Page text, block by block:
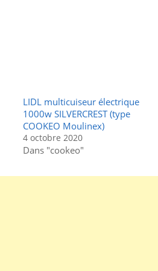
LIDL multicuiseur électrique
1000w SILVERCREST (type
COOKEO Moulinex)
4 octobre 2020
Dans "cookeo"